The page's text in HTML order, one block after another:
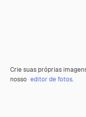
Crie suas próprias
nosso editor de fotos.